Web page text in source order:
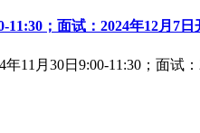
；面试：2024年12月7日
月30日9:00-11:30；面试